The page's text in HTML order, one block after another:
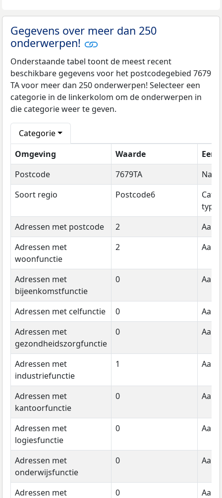
Gegevens over meer dan 250
onderwerpen!
Onderstaande tabel toont de meest recent
beschikbare gegevens voor het postcodegebied 7679
TA voor meer dan 250 onderwerpen! Selecteer een
categorie in de linkerkolom om de onderwerpen in
die categorie weer te geven.
Categorie
Omgeving
Waarde
Postcode
7679TA
Soort regio
Postcode6
type
Adressen met postcode
2
Adressen met
woonfunctie
2
Adressen met
bijeenkomstfunctie
0
Adressen met celfunctie 0
Adressen met
gezondheidszorgfunctie
0
Adressen met
industriefunctie
1
Adressen met
kantoorfunctie
0
Adressen met
logiesfunctie
0
Adressen met
onderwijsfunctie
0
Adressen met 0